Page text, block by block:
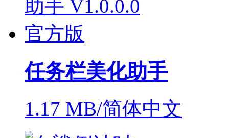
任务栏美化助手
1.17 MB/简体中文